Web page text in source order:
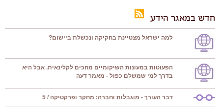
חדש במאגר הידע
למה ישראל מצטיינת בחקיקה ונכשלת ביישום?
הפעוטות במעונות השיקומיים מחכים לקלינאית. אבל היא
בדרך למי שמשלם כפול - מאמר דעה
דבר העורך - מוגבלות וחברה: מחקר ופרקטיקה / 5